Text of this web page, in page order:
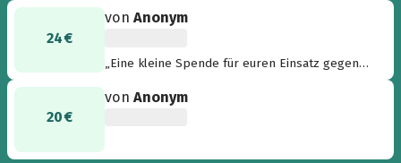
24 €
vonAnonym
„Eine kleine Spende für euren Einsatz gegen
20 €
vonAnonym